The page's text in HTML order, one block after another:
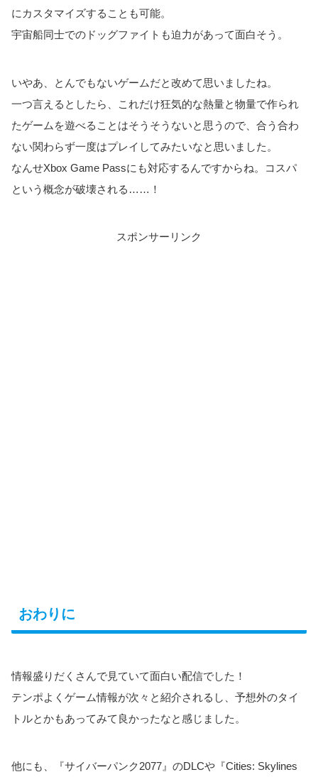
にカスタマイズすることも可能。
宇宙船同士でのドッグファイトも迫力があって面白そう。
いやあ、とんでもないゲームだと改めて思いましたね。
一つ言えるとしたら、これだけ狂気的な熱量と物量で作られ
たゲームを遊べることはそうそうないと思うので、合う合わ
ない関わらず一度はプレイしてみたいなと思いました。
なんせXbox Game Passにも対応するんですからね。コスパ
という概念が破壊される……！
スポンサーリンク
おわりに
情報盛りだくさんで見ていて面白い配信でした！
テンポよくゲーム情報が次々と紹介されるし、予想外のタイ
トルとかもあってみて良かったなと感じました。
他にも、『サイバーパンク2077』のDLCや『Cities: Skylines